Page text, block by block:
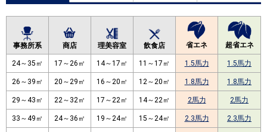
事務所系 商店 理美容室 飲食店 省エネ 超省エネ
24～35㎡ 17～26㎡ 14～17㎡ 11～17㎡ 1.5馬力 1.5馬力
26～39㎡ 20～29㎡ 16～20㎡ 12～20㎡ 1.8馬力 1.8馬力
29～43㎡ 22～32㎡ 17～22㎡ 14～22㎡ 2馬力 2馬力
33～49㎡ 24～36㎡ 19～24㎡ 15～24㎡ 2.3馬力 2.3馬力